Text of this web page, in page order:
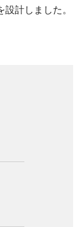
設計しました。